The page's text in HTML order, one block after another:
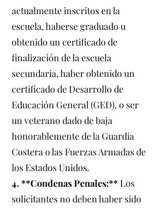
actualmente inscritos en la
escuela, haberse graduado u
obtenido un certificado de
finalización de la escuela
secundaria, haber obtenido un
certificado de Desarrollo de
Educación General (GED), o ser
un veterano dado de baja
honorablemente de la Guardia
Costera o las Fuerzas Armadas de
los Estados Unidos.
4. **Condenas Penales:** Los
solicitantes no deben haber sido